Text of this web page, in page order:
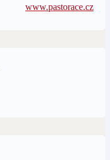
www.pastorace.cz